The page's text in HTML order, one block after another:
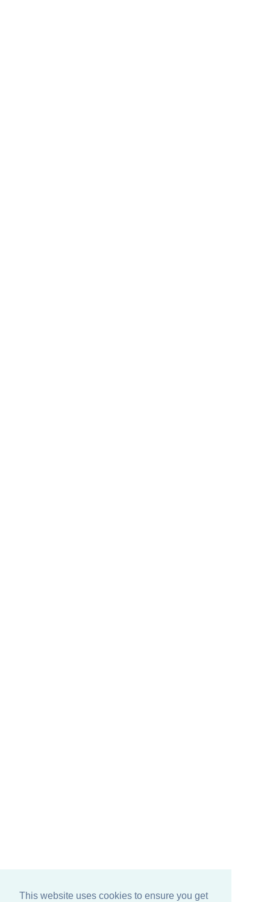
This website uses cookies to ensure you get